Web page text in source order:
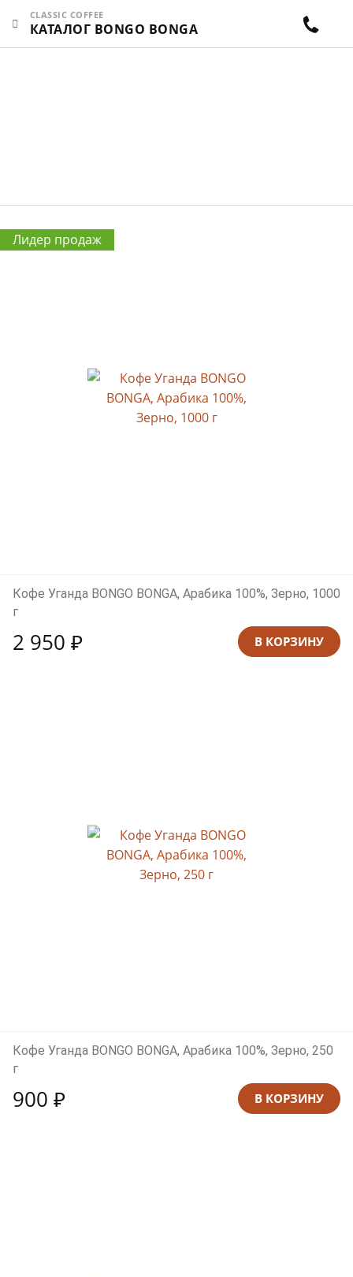
CLASSIC COFFEE
КАТАЛОГ BONGO BONGA
Лидер продаж
Кофе Уганда BONGO BONGA, Арабика 100%, Зерно, 1000
г
2 950 ₽ В КОРЗИНУ
Кофе Уганда BONGO BONGA, Арабика 100%, Зерно, 250
г
900 ₽ В КОРЗИНУ